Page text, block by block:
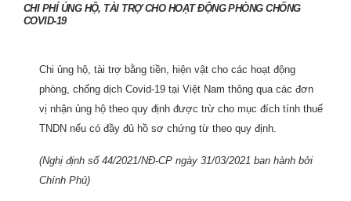
CHI PHÍ ỦNG HỘ, TÀI TRỢ CHO HOẠT ĐỘNG PHÒNG CHỐNG
COVID-19
Chi ủng hộ, tài trợ bằng tiền, hiện vật cho các hoạt động
phòng, chống dịch Covid-19 tại Việt Nam thông qua các đơn
vị nhận ủng hộ theo quy định được trừ cho mục đích tính thuế
TNDN nếu có đầy đủ hồ sơ chứng từ theo quy định.
(Nghị định số 44/2021/NĐ-CP ngày 31/03/2021 ban hành bởi
Chính Phủ)